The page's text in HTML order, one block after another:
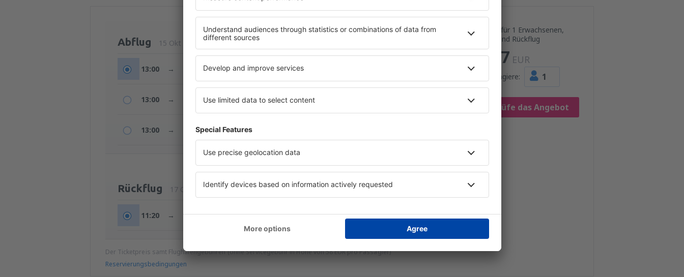
Preis für 1 Erwachsenen,
Hin- und Rückflug
547 EUR
Passagiere: 1
Prüfe das Angebot
Abflug 15 Okt (Do.) SHJ
13:00 → +1t Reisedauer: 16h 30min
13:00 → +1t Reisedauer: 23h 40min
13:00 → 07:55 +1t Reisedauer:
Rückflug 17 Okt (Sa.) HKT VIE
11:20 → 21:30 Reisedauer: 15h 10min Einzelheiten
Der Ticketpreis samt Flughafengebühren (ohne Servicegebühr in Höhe von58EURpro Passagier)
Reservierungsbedingungen